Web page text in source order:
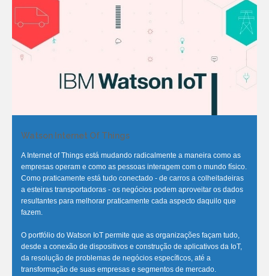
Watson Internet Of Things
A Internet of Things está mudando radicalmente a maneira como as
empresas operam e como as pessoas interagem com o mundo físico.
Como praticamente está tudo conectado - de carros a colheitadeiras
a esteiras transportadoras - os negócios podem aproveitar os dados
resultantes para melhorar praticamente cada aspecto daquilo que
fazem.
O portfólio do Watson IoT permite que as organizações façam tudo,
desde a conexão de dispositivos e construção de aplicativos da IoT,
da resolução de problemas de negócios específicos, até a
transformação de suas empresas e segmentos de mercado.